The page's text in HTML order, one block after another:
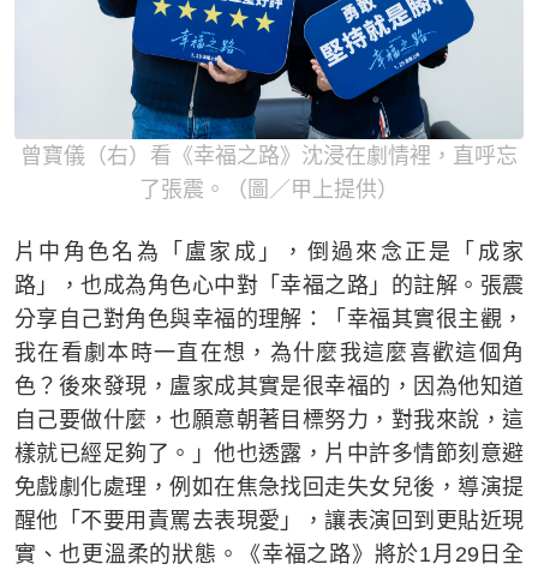
曾寶儀（右）看《幸福之路》沈浸在劇情裡，直呼忘
了張震。（圖／甲上提供）
片中角色名為「盧家成」，倒過來念正是「成家
路」，也成為角色心中對「幸福之路」的註解。張震
分享自己對角色與幸福的理解：「幸福其實很主觀，
我在看劇本時一直在想，為什麼我這麼喜歡這個角
色？後來發現，盧家成其實是很幸福的，因為他知道
自己要做什麼，也願意朝著目標努力，對我來說，這
樣就已經足夠了。」他也透露，片中許多情節刻意避
免戲劇化處理，例如在焦急找回走失女兒後，導演提
醒他「不要用責罵去表現愛」，讓表演回到更貼近現
實、也更溫柔的狀態。《幸福之路》將於1月29日全